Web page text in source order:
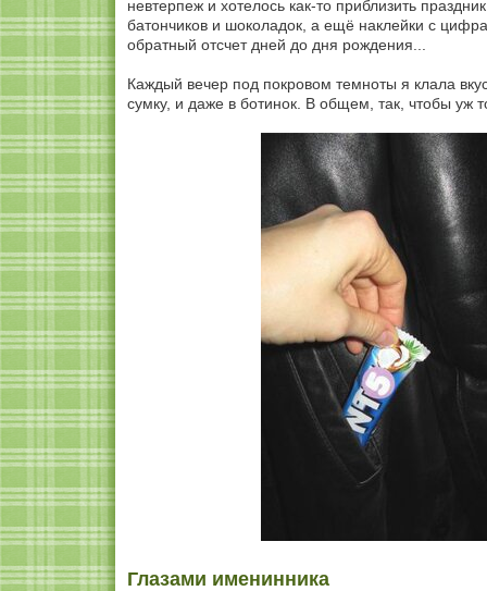
невтерпеж и хотелось как-то приблизить
батончиков и шоколадок, а ещё наклейки с
обратный отсчет дней до дня рождения...
Каждый вечер под покровом темноты я клала
сумку, и даже в ботинок. В общем, так, чтобы уж
Глазами именинника